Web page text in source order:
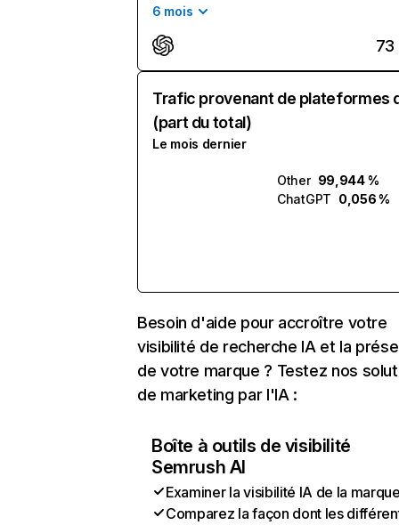
6 mois
73
Trafic provenant de plateformes
(part du total)
Le mois dernier
Other 99,944 %
ChatGPT 0,056 %
Besoin d'aide pour accroître votre
visibilité de recherche IA et la
de votre marque ? Testez nos
de marketing par l'IA :
Boîte à outils de visibilité
Semrush AI
Examiner la visibilité IA de la
Comparez la façon dont les